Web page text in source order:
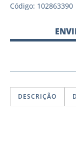
Código: 102863390
DESCRIÇÃO